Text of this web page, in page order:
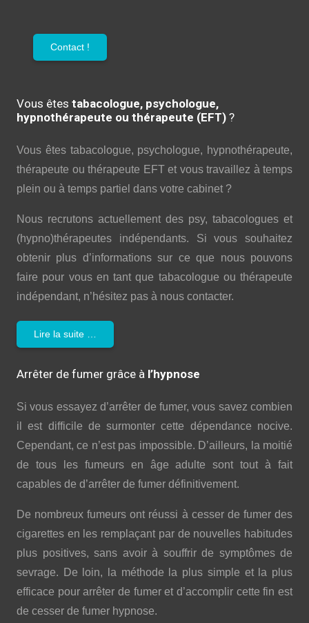
Contact !
Vous êtes tabacologue, psychologue,
hypnothérapeute ou thérapeute (EFT) ?
Vous êtes tabacologue, psychologue, hypnothérapeute,
thérapeute ou thérapeute EFT et vous travaillez à temps
plein ou à temps partiel dans votre cabinet ?
Nous recrutons actuellement des psy, tabacologues et
(hypno)thérapeutes indépendants. Si vous souhaitez
obtenir plus d’informations sur ce que nous pouvons
faire pour vous en tant que tabacologue ou thérapeute
indépendant, n’hésitez pas à nous contacter.
Lire la suite …
Arrêter de fumer grâce à l’hypnose
Si vous essayez d’arrêter de fumer, vous savez combien
il est difficile de surmonter cette dépendance nocive.
Cependant, ce n’est pas impossible. D’ailleurs, la moitié
de tous les fumeurs en âge adulte sont tout à fait
capables de d’arrêter de fumer définitivement.
De nombreux fumeurs ont réussi à cesser de fumer des
cigarettes en les remplaçant par de nouvelles habitudes
plus positives, sans avoir à souffrir de symptômes de
sevrage. De loin, la méthode la plus simple et la plus
efficace pour arrêter de fumer et d’accomplir cette fin est
de cesser de fumer hypnose.